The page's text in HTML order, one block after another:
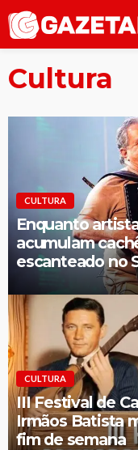
Cultura
CULTURA
Enquanto
acumulam
escanteado no
CULTURA
III Festival de
Irmãos Batista
fim de semana